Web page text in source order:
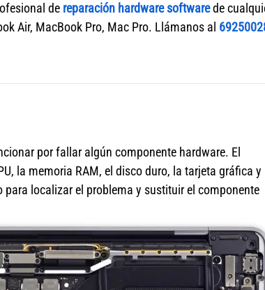
de reparación hardware softwarede
Air, MacBook Pro, Mac Pro. Llámanos al
por fallar algún componente hardware. El
la memoria RAM, el disco duro, la tarjeta gráfica y
localizar el problema y sustituir el componente